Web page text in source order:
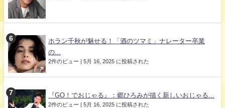
ホラン千秋が魅せる！「酒のツマミ」ナレーター卒業
の...
2件のビュー | 5月 16, 2025 に投稿された
『GO！でおじゃる』：郷ひろみが描く新しいおじゃる...
2件のビュー | 5月 16, 2025 に投稿された